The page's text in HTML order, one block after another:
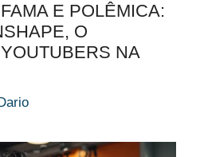
E POLÊMICA:
O
NA